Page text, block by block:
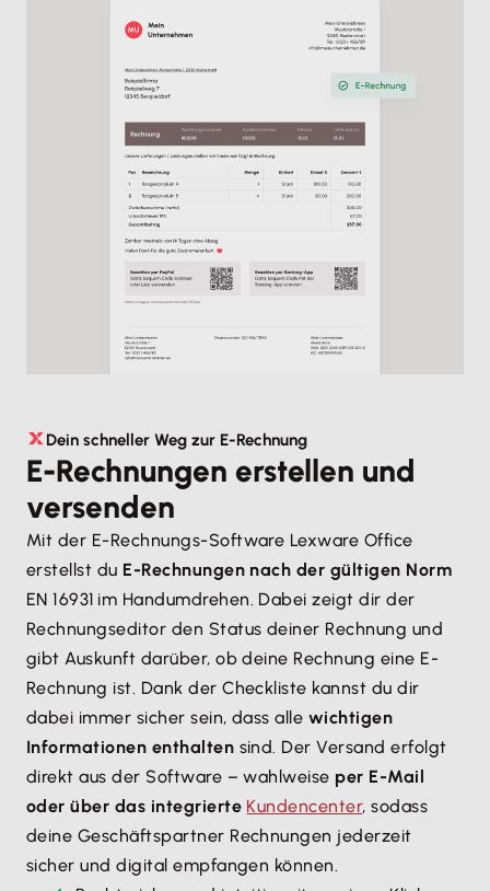
Dein schneller Weg zur E-Rechnung
E-Rechnungen erstellen und
versenden
Mit der E-Rechnungs-Software Lexware Office
erstellst du E-Rechnungen nach der gültigen Norm
EN 16931 im Handumdrehen. Dabei zeigt dir der
Rechnungseditor den Status deiner Rechnung und
gibt Auskunft darüber, ob deine Rechnung eine E-
Rechnung ist. Dank der Checkliste kannst du dir
dabei immer sicher sein, dass alle wichtigen
Informationen enthalten sind. Der Versand erfolgt
direkt aus der Software – wahlweise per E-Mail
oder über das integrierte Kundencenter, sodass
deine Geschäftspartner Rechnungen jederzeit
sicher und digital empfangen können.